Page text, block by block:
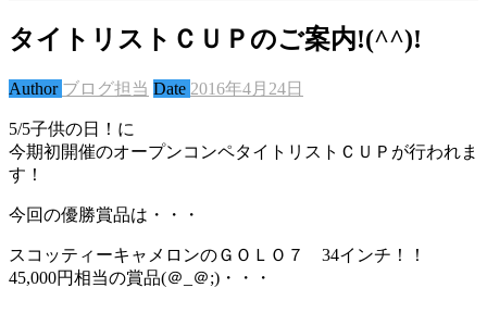
タイトリストＣＵＰのご案内!(^^)!
Author ブログ担当 Date 2016年4月24日
5/5子供の日！に
今期初開催のオープンコンペタイトリストＣＵＰが行われま
す！
今回の優勝賞品は・・・
スコッティーキャメロンのＧＯＬＯ７ 34インチ！！
45,000円相当の賞品(＠_＠;)・・・